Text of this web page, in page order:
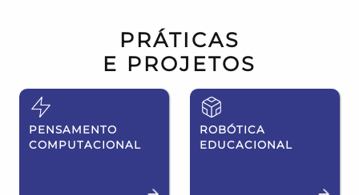
PRÁTICAS
E PROJETOS
PENSAMENTO
COMPUTACIONAL
ROBÓTICA
EDUCACIONAL